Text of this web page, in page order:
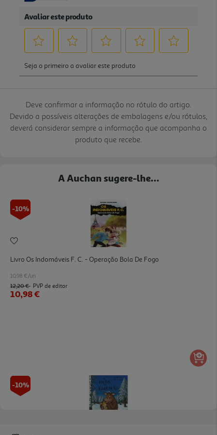
Deve confirmar a informação no rótulo do artigo.
Devido a possíveis alterações de embalagens e/ou rótulos,
deverá considerar sempre a informação que acompanha o
produto que recebe.
A Auchan sugere-lhe...
-10%
Livro Os Indomáveis F. C. - Operação Bola De Fogo
10.98 €/un
12,20 € PVP de editor
10,98 €
-10%